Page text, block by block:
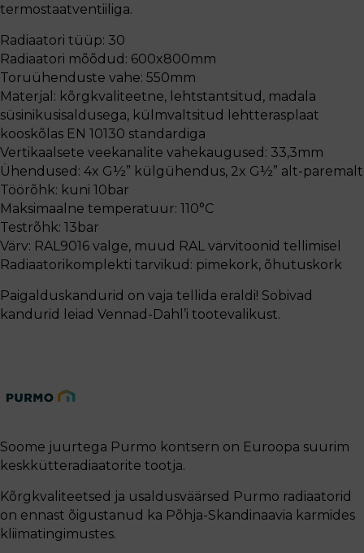
termostaatventiiliga.
Radiaatori tüüp: 30
Radiaatori mõõdud: 600x800mm
Toruühenduste vahe: 550mm
Materjal: kõrgkvaliteetne, lehtstantsitud, madala
süsinikusisaldusega, külmvaltsitud lehtterasplaat
kooskõlas EN 10130 standardiga
Vertikaalsete veekanalite vahekaugused: 33,3mm
Ühendused: 4x G½” külgühendus, 2x G½” alt-paremalt
Töörõhk: kuni 10bar
Maksimaalne temperatuur: 110°C
Testrõhk: 13bar
Värv: RAL9016 valge, muud RAL värvitoonid tellimisel
Radiaatorikomplekti tarvikud: pimekork, õhutuskork
Paigalduskandurid on vaja tellida eraldi! Sobivad
kandurid leiad Vennad-Dahl’i tootevalikust.
Soome juurtega Purmo kontsern on Euroopa suurim
keskkütteradiaatorite tootja.
Kõrgkvaliteetsed ja usaldusväärsed Purmo radiaatorid
on ennast õigustanud ka Põhja-Skandinaavia karmides
kliimatingimustes.